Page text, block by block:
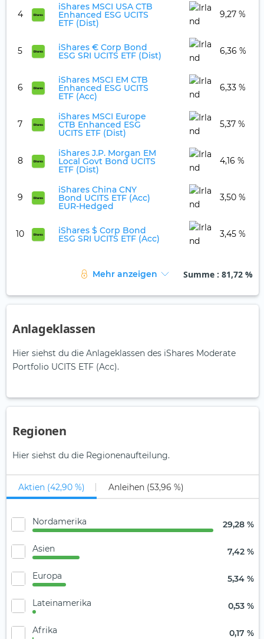
4
iShares MSCI USA CTB
Enhanced ESG UCITS
ETF (Dist)
9,27 %
5 iShares € Corp Bond
ESG SRI UCITS ETF (Dist) 6,36 %
6
iShares MSCI EM CTB
Enhanced ESG UCITS
ETF (Acc)
6,33 %
7
iShares MSCI Europe
CTB Enhanced ESG
UCITS ETF (Dist)
5,37 %
8
iShares J.P. Morgan EM
Local Govt Bond UCITS
ETF (Dist)
4,16 %
9
iShares China CNY
Bond UCITS ETF (Acc)
EUR-Hedged
3,50 %
10 iShares $ Corp Bond
ESG SRI UCITS ETF (Acc) 3,45 %
Mehr anzeigen Summe : 81,72 %
Anlageklassen
Hier siehst du die Anlageklassen des iShares Moderate
Portfolio UCITS ETF (Acc).
Regionen
Hier siehst du die Regionenaufteilung.
Aktien (42,90 %) Anleihen (53,96 %)
Nordamerika 29,28 %
Asien 7,42 %
Europa 5,34 %
Lateinamerika 0,53 %
Afrika 0,17 %